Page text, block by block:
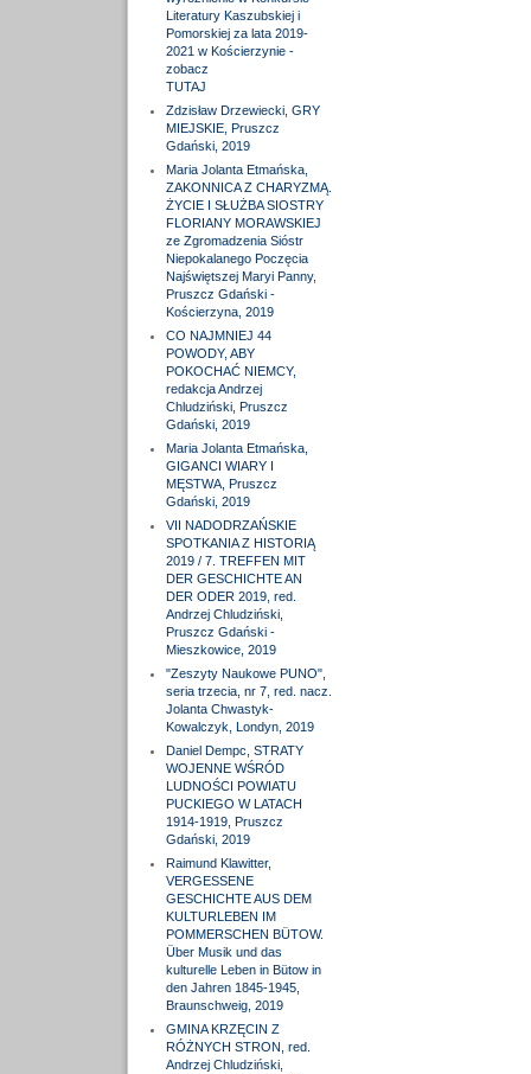
Literatury Kaszubskiej i
Pomorskiej za lata 2019-
2021 w Kościerzynie -
zobacz
TUTAJ
Zdzisław Drzewiecki, GRY
MIEJSKIE, Pruszcz
Gdański, 2019
Maria Jolanta Etmańska,
ZAKONNICA Z CHARYZMĄ.
ŻYCIE I SŁUŻBA SIOSTRY
FLORIANY MORAWSKIEJ
ze Zgromadzenia Sióstr
Niepokalanego Poczęcia
Najświętszej Maryi Panny,
Pruszcz Gdański -
Kościerzyna, 2019
CO NAJMNIEJ 44
POWODY, ABY
POKOCHAĆ NIEMCY,
redakcja Andrzej
Chludziński, Pruszcz
Gdański, 2019
Maria Jolanta Etmańska,
GIGANCI WIARY I
MĘSTWA, Pruszcz
Gdański, 2019
VII NADODRZAŃSKIE
SPOTKANIA Z HISTORIĄ
2019 / 7. TREFFEN MIT
DER GESCHICHTE AN
DER ODER 2019, red.
Andrzej Chludziński,
Pruszcz Gdański -
Mieszkowice, 2019
"Zeszyty Naukowe PUNO",
seria trzecia, nr 7, red. nacz.
Jolanta Chwastyk-
Kowalczyk, Londyn, 2019
Daniel Dempc, STRATY
WOJENNE WŚRÓD
LUDNOŚCI POWIATU
PUCKIEGO W LATACH
1914-1919, Pruszcz
Gdański, 2019
Raimund Klawitter,
VERGESSENE
GESCHICHTE AUS DEM
KULTURLEBEN IM
POMMERSCHEN BÜTOW.
Über Musik und das
kulturelle Leben in Bütow in
den Jahren 1845-1945,
Braunschweig, 2019
GMINA KRZĘCIN Z
RÓŻNYCH STRON, red.
Andrzej Chludziński,